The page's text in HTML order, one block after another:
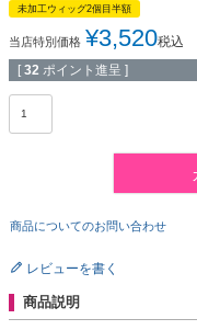
未加工ウィッグ2個目半額
当店特別価格 ¥3,520税込
[ 32 ポイント進呈 ]
商品についてのお問い合わせ
レビューを書く
商品説明